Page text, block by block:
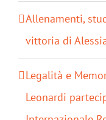
Allenamenti,
vittoria di
Legalità e
Leonardi